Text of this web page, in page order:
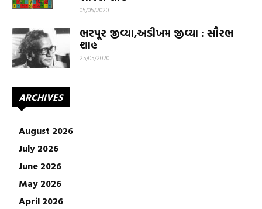
05/05/2020
ભરપૂર જીવ્યા,અડીખમ જીવ્યા : સૌરભ
શાહ
25/05/2020
ARCHIVES
August 2026
July 2026
June 2026
May 2026
April 2026